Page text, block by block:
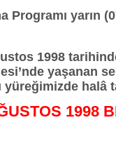
Programı yarın
1998
yaşanan
yüreğimizde halâ
1998